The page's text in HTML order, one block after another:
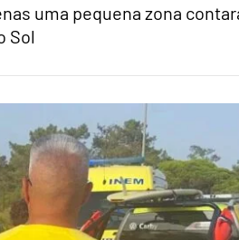
uma pequena zona
Sol